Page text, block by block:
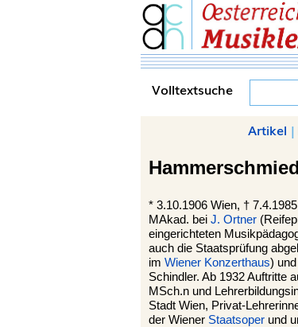
Volltextsuche
Artikel |
* 3.10.1906 Wien, †
MAkad. bei J. Ortner
eingerichteten
auch die Staatsprüfung
im Wiener Konzerthaus)
Schindler. Ab 1932 Auftritte
MSch.n und
Stadt Wien, Privat-
der Wiener Staatsoper und